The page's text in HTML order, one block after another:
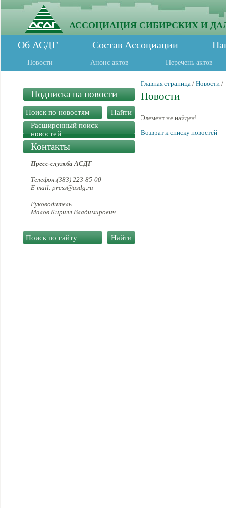
АССОЦИАЦИЯ СИБИРСКИХ И
Об АСДГ Состав Ассоциации
Новости Анонс актов Перечень актов
Подписка на новости
Расширенный поиск
новостей
Контакты
Пресс-служба АСДГ
Телефон:(383) 223-85-00
E-mail: press@asdg.ru
Руководитель
Малов Кирилл Владимирович
Главная страница / Новости /
Новости
Элемент не найден!
Возврат к списку новостей